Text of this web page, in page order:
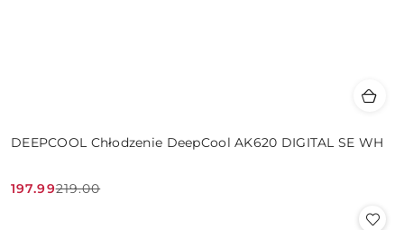
DEEPCOOL Chłodzenie DeepCool AK620 DIGITAL SE WH
Cena
197.99
Cena
219.00